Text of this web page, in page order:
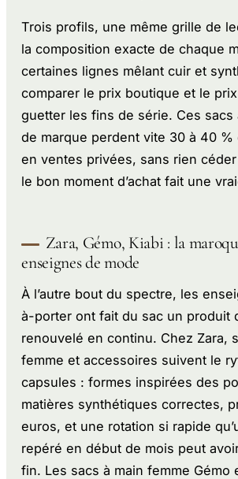
Trois profils, une même grille de
la composition exacte de chaque
certaines lignes mêlant cuir et
comparer le prix boutique et le
guetter les fins de série. Ces sacs
de marque perdent vite 30 à 40 %
en ventes privées, sans rien
le bon moment d’achat fait une
Zara, Gémo, Kiabi : la
enseignes de mode
À l’autre bout du spectre, les
à-porter ont fait du sac un produit
renouvelé en continu. Chez Zara,
femme et accessoires suivent le
capsules : formes inspirées des
matières synthétiques correctes,
euros, et une rotation si rapide
repéré en début de mois peut
fin. Les sacs à main femme Gémo